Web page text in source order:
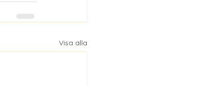
Visa alla